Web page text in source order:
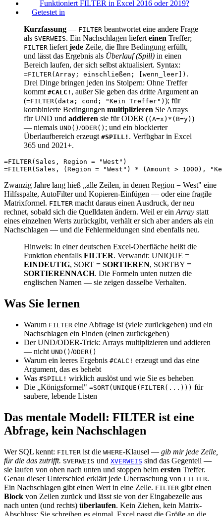
Funktioniert FILTER in Excel 2016 oder 2019?
Getestet in
Kurzfassung — FILTER beantwortet eine andere Frage
als SVERWEIS. Ein Nachschlagen liefert einen Treffer;
FILTER liefert jede Zeile, die Ihre Bedingung erfüllt,
und lässt das Ergebnis als Überlauf (Spill) in einen
Bereich laufen, der sich selbst aktualisiert. Syntax:
=FILTER(Array; einschließen; [wenn_leer]) .
Drei Dinge bringen jeden ins Stolpern: Ohne Treffer
kommt #CALC! , außer Sie geben das dritte Argument an
(=FILTER(data; cond; "Kein Treffer") ); für
kombinierte Bedingungen multiplizieren Sie Arrays
für UND und addieren sie für ODER ((A=x)*(B=y) )
— niemals UND() /ODER() ; und ein blockierter
Überlaufbereich erzeugt #SPILL! . Verfügbar in Excel
365 und 2021+.
=FILTER(Sales, Region = "West")
Zwanzig Jahre lang hieß „alle Zeilen, in denen Region = West" eine
Hilfsspalte, AutoFilter und Kopieren-Einfügen — oder eine fragile
Matrixformel. FILTER macht daraus einen Ausdruck, der neu
rechnet, sobald sich die Quelldaten ändern. Weil er ein Array statt
eines einzelnen Werts zurückgibt, verhält er sich aber anders als ein
Nachschlagen — und die Fehlermeldungen sind ebenfalls neu.
Hinweis: In einer deutschen Excel-Oberfläche heißt die
Funktion ebenfalls FILTER. Verwandt: UNIQUE =
EINDEUTIG, SORT = SORTIEREN, SORTBY =
SORTIERENNACH. Die Formeln unten nutzen die
englischen Namen — sie zeigen dasselbe Verhalten.
Was Sie lernen
Warum FILTER eine Abfrage ist (viele zurückgeben) und ein
Nachschlagen ein Finden (einen zurückgeben)
Der UND/ODER-Trick: Arrays multiplizieren und addieren
— nicht UND() /ODER()
Warum ein leeres Ergebnis #CALC! erzeugt und das eine
Argument, das es behebt
Was #SPILL! wirklich auslöst und wie Sie es beheben
Die „Königsformel" =SORT(UNIQUE(FILTER(...))) für
saubere, lebende Listen
Das mentale Modell: FILTER ist eine
Abfrage, kein Nachschlagen
Wer SQL kennt: FILTER ist die WHERE-Klausel — gib mir jede Zeile,
für die das zutrifft. SVERWEIS und XVERWEIS sind das Gegenteil —
sie laufen von oben nach unten und stoppen beim ersten Treffer.
Genau dieser Unterschied erklärt jede Überraschung von FILTER.
Ein Nachschlagen gibt einen Wert in eine Zelle. FILTER gibt einen
Block von Zeilen zurück und lässt sie von der Eingabezelle aus
nach unten (und rechts) überlaufen. Kein Ziehen, kein Matrix-
Abschluss: Sie schreiben es einmal, Excel passt die Größe an die